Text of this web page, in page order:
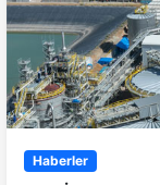
Haberler